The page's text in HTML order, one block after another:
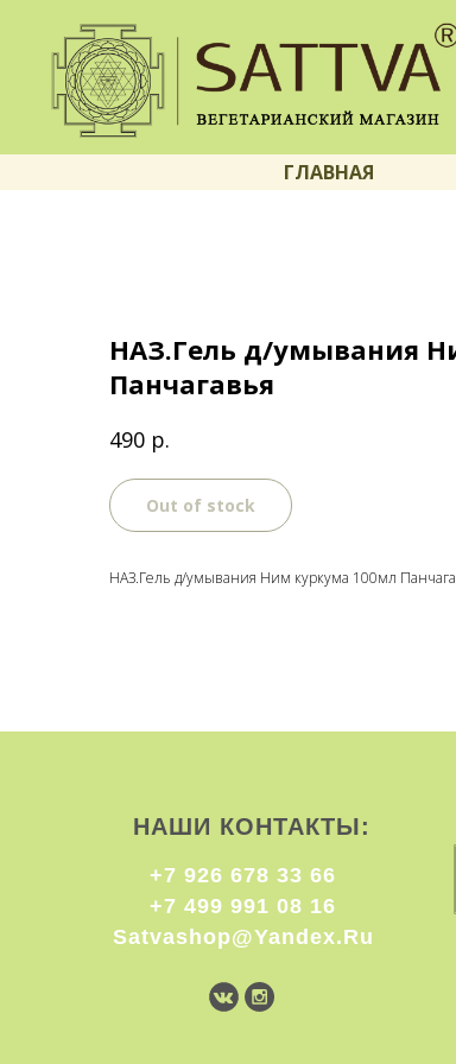
ГЛАВНАЯ
НАЗ.Гель д/умывания
Панчагавья
490 р.
Out of stock
НАЗ.Гель д/умывания Ним куркума 100мл
НАШИ КОНТАКТЫ:
+7 926 678 33 66
+7 499 991 08 16
Satvashop@yandex.ru